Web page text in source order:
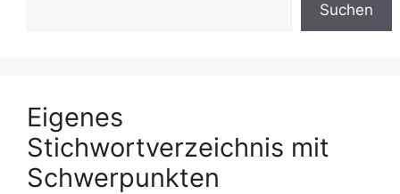
Suchen
Eigenes
Stichwortverzeichnis mit
Schwerpunkten